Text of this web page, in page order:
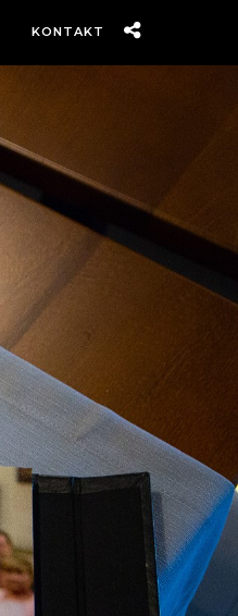
KONTAKT